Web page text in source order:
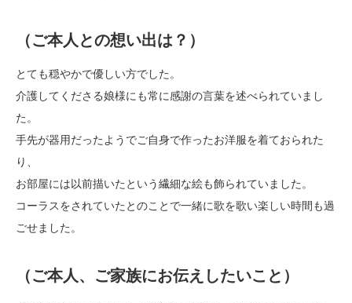
（ご本人との想い出は？）
とても穏やかで優しい方でした。
介護してくださる娘様にも常に感謝の言葉を述べられていまし
た。
手先が器用だったようでご自身で作ったお洋服を着ておられた
り、
お部屋には以前描いたという繊細な絵も飾られていました。
コーラスをされていたとのことで一緒に歌を歌い楽しい時間も過
ごせました。
（ご本人、ご家族にお伝えしたいこと）